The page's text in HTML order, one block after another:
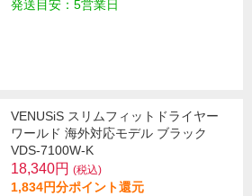
発送目安：5営業日
VENUSiS スリムフィットドライヤー
ワールド 海外対応モデル ブラック
VDS-7100W-K
18,340円 (税込)
1,834円分ポイント還元